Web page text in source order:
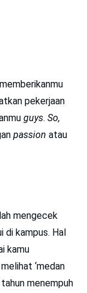
pekerjaan
guys. So,
passion atau
mengecek
di kampus. Hal
kamu
‘medan
menempuh